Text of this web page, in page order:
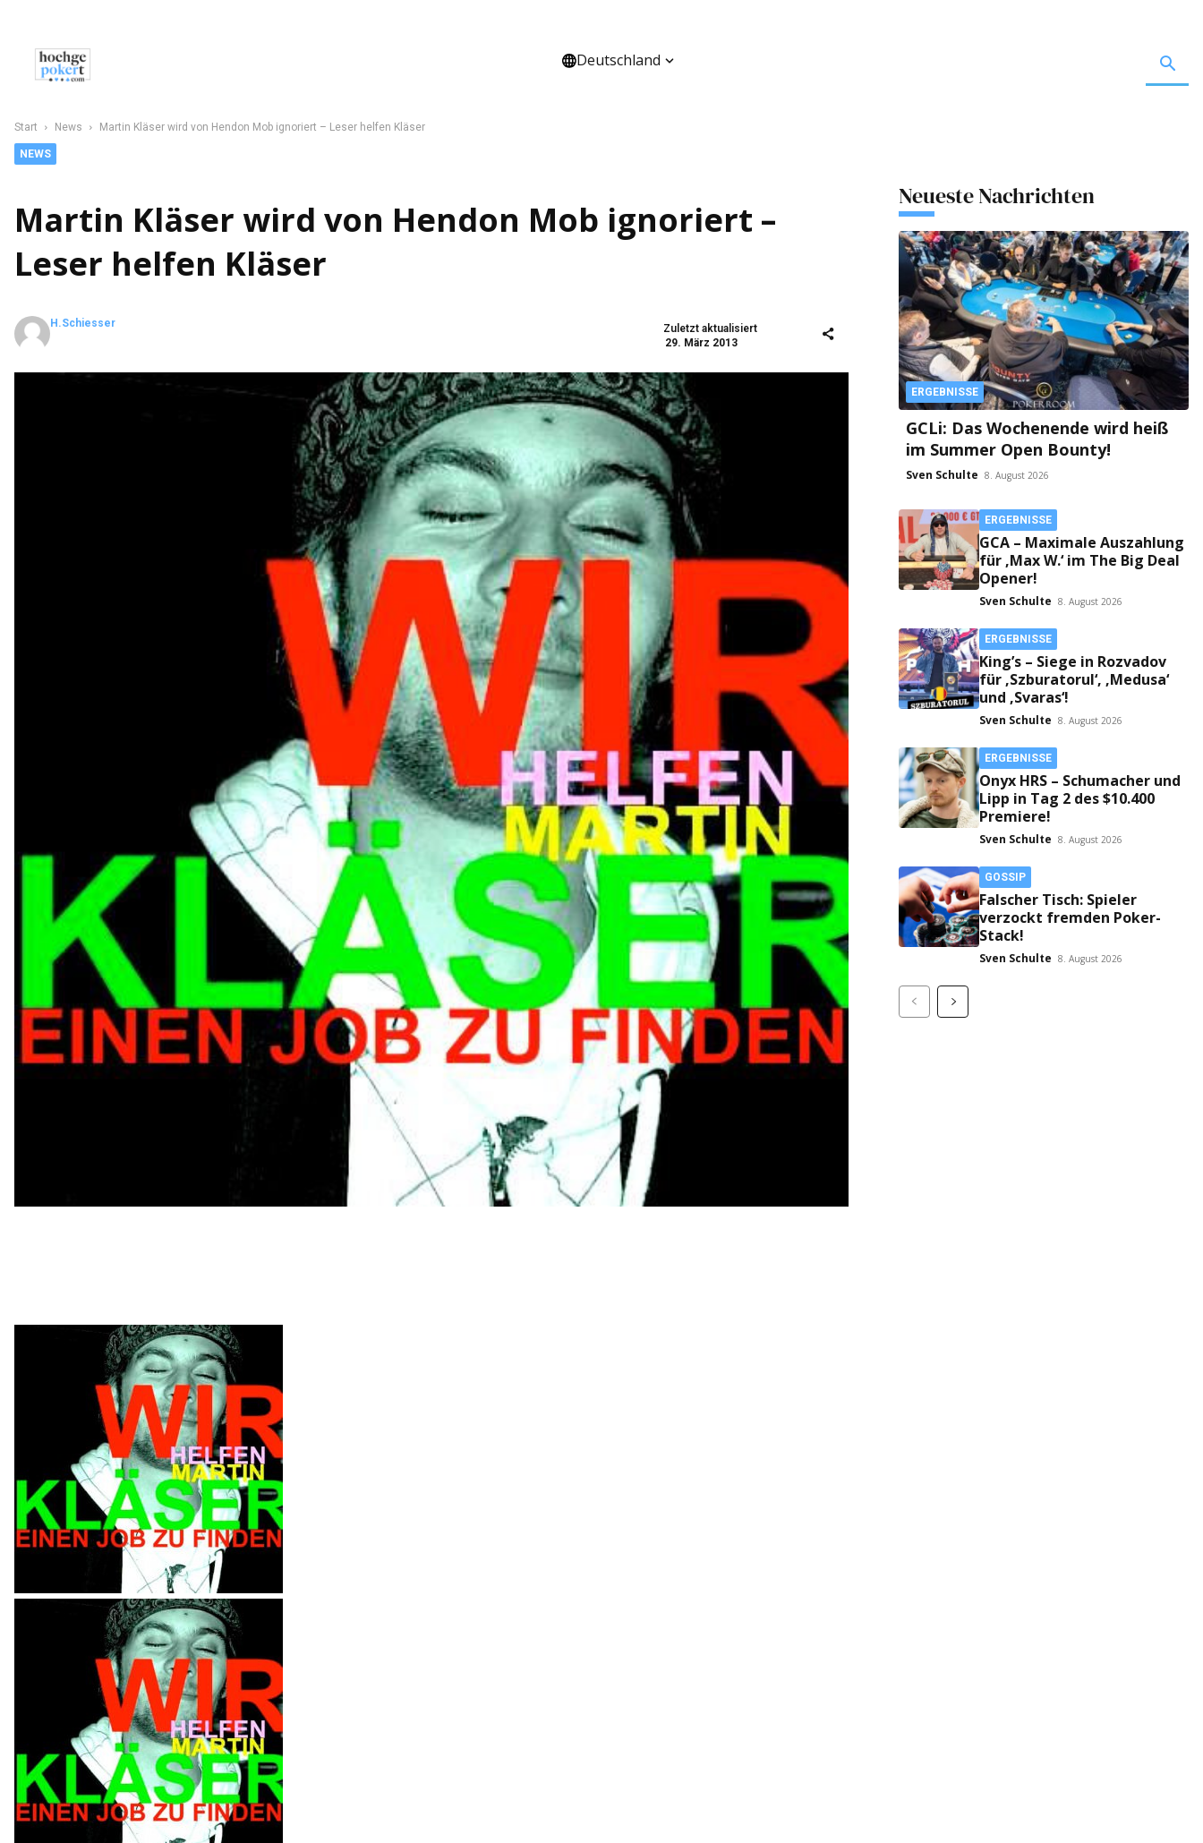
Deutschland
Start News Martin Kläser wird von Hendon Mob ignoriert – Leser helfen Kläser
NEWS
Martin Kläser wird von Hendon Mob ignoriert –
Leser helfen Kläser
Zuletzt aktualisiert
29. März 2013
H.Schiesser
Neueste Nachrichten
ERGEBNISSE
GCLi: Das Wochenende wird heiß
im Summer Open Bounty!
Sven Schulte 8. August 2026
ERGEBNISSE
GCA – Maximale Auszahlung
für ‚Max W.‘ im The Big Deal
Opener!
Sven Schulte 8. August 2026
ERGEBNISSE
King’s – Siege in Rozvadov
für ‚Szburatorul‘, ‚Medusa‘
und ‚Svaras‘!
Sven Schulte 8. August 2026
ERGEBNISSE
Onyx HRS – Schumacher und
Lipp in Tag 2 des $10.400
Premiere!
Sven Schulte 8. August 2026
GOSSIP
Falscher Tisch: Spieler
verzockt fremden Poker-
Stack!
Sven Schulte 8. August 2026